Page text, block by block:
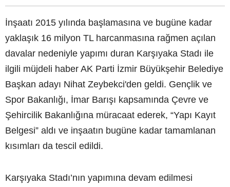
İnşaatı 2015 yılında başlamasına ve bugüne kadar
yaklaşık 16 milyon TL harcanmasına rağmen açılan
davalar nedeniyle yapımı duran Karşıyaka Stadı ile
ilgili müjdeli haber AK Parti İzmir Büyükşehir Belediye
Başkan adayı Nihat Zeybekci'den geldi. Gençlik ve
Spor Bakanlığı, İmar Barışı kapsamında Çevre ve
Şehircilik Bakanlığına müracaat ederek, “Yapı Kayıt
Belgesi” aldı ve inşaatın bugüne kadar tamamlanan
kısımları da tescil edildi.
Karşıyaka Stadı’nın yapımına devam edilmesi